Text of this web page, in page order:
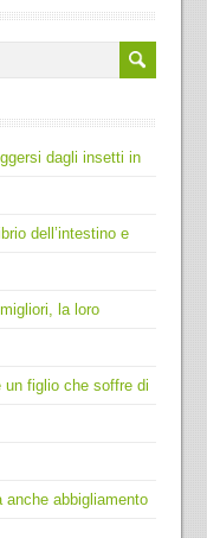
dagli insetti in
dell’intestino e
la loro
un figlio che soffre di
abbigliamento